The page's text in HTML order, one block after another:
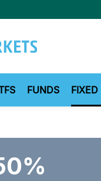
FUNDS